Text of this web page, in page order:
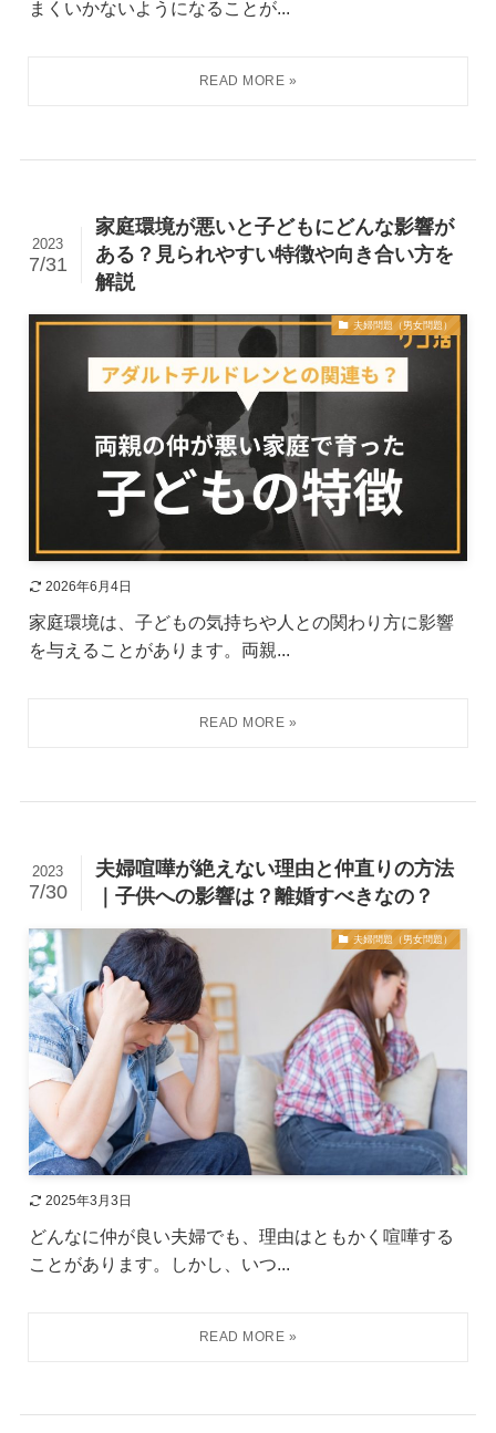
まくいかないようになることが...
家庭環境が悪いと子どもにどんな影響が
ある？見られやすい特徴や向き合い方を
解説
2023
7/31
夫婦問題（男女問題）
2026年6月4日
家庭環境は、子どもの気持ちや人との関わり方に影響
を与えることがあります。両親...
夫婦喧嘩が絶えない理由と仲直りの方法
｜子供への影響は？離婚すべきなの？
2023
7/30
夫婦問題（男女問題）
2025年3月3日
どんなに仲が良い夫婦でも、理由はともかく喧嘩する
ことがあります。しかし、いつ...